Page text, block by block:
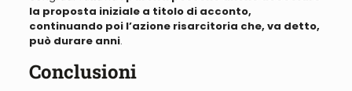
la proposta iniziale a titolo di acconto,
continuando poi l’azione risarcitoria che, va detto,
può durare anni.
Conclusioni